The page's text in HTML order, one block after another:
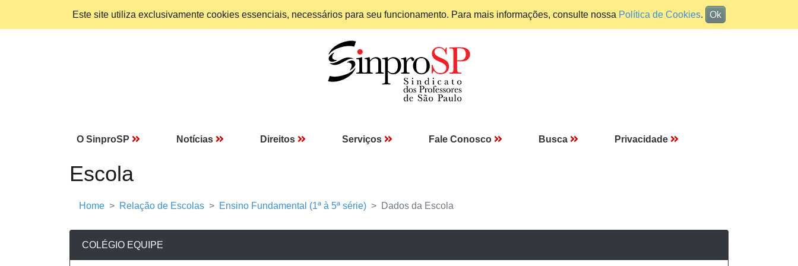
Este site utiliza exclusivamente cookies essenciais, necessários para seu funcionamento. Para mais informações, consulte nossa Política de Cookies. Ok
O SinproSP Notícias Direitos Serviços Fale Conosco Busca Privacidade
Escola
Home Relação de Escolas Ensino Fundamental (1ª à 5ª série) Dados da Escola
COLÉGIO EQUIPE